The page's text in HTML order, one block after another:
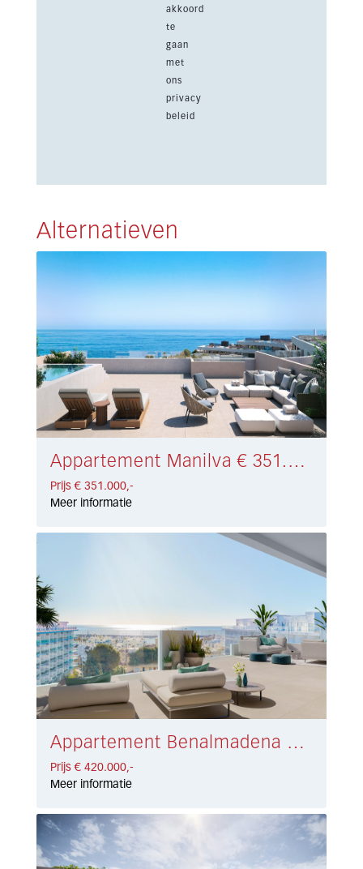
akkoord
te
gaan
met
ons
privacy
beleid
Alternatieven
Appartement Manilva € 351.000,-
Prijs € 351.000,-
Meer informatie
Appartement Benalmadena Costa € 420.000,-
Prijs € 420.000,-
Meer informatie